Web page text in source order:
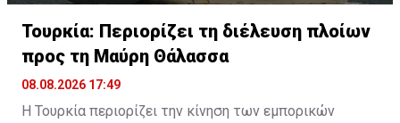
Τουρκία: Περιορίζει τη διέλευση πλοίων
προς τη Μαύρη Θάλασσα
08.08.2026 17:49
Η Τουρκία περιορίζει την κίνηση των εμπορικών